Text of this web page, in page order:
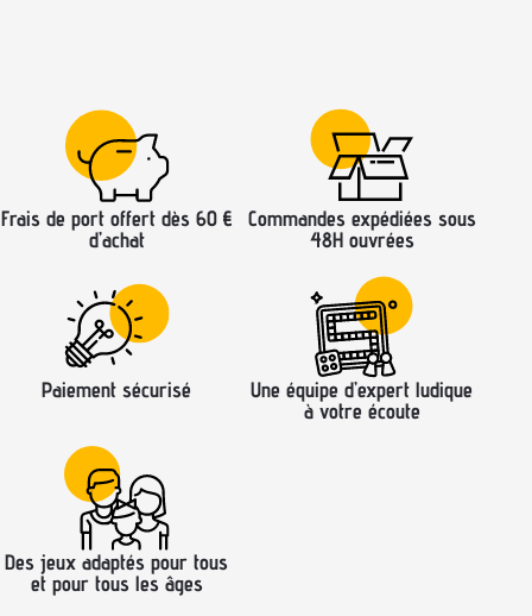
Frais de port offert dès 60 €
d’achat
Commandes expédiées sous
48H ouvrées
Paiement sécurisé
Une équipe d’expert ludique
à votre écoute
Des jeux adaptés pour tous
et pour tous les âges